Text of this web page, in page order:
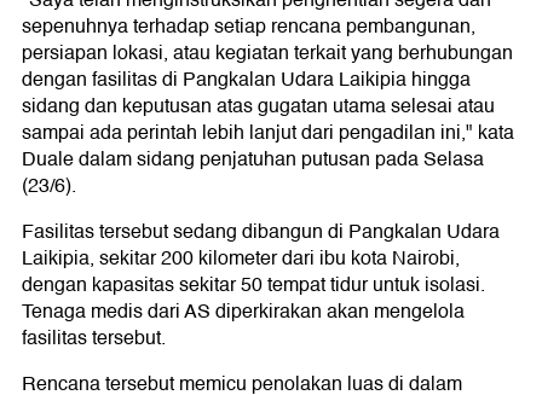
sepenuhnya terhadap setiap rencana pembangunan,
persiapan lokasi, atau kegiatan terkait yang berhubungan
dengan fasilitas di Pangkalan Udara Laikipia hingga
sidang dan keputusan atas gugatan utama selesai atau
sampai ada perintah lebih lanjut dari pengadilan ini," kata
Duale dalam sidang penjatuhan putusan pada Selasa
(23/6).
Fasilitas tersebut sedang dibangun di Pangkalan Udara
Laikipia, sekitar 200 kilometer dari ibu kota Nairobi,
dengan kapasitas sekitar 50 tempat tidur untuk isolasi.
Tenaga medis dari AS diperkirakan akan mengelola
fasilitas tersebut.
Rencana tersebut memicu penolakan luas di dalam